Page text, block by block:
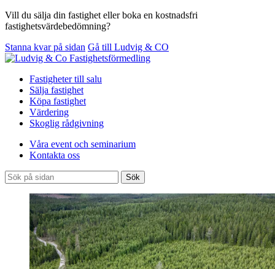
Vill du sälja din fastighet eller boka en kostnadsfri
fastighetsvärdebedömning?
Stanna kvar på sidan Gå till Ludvig & CO
Fastigheter till salu
Sälja fastighet
Köpa fastighet
Värdering
Skoglig rådgivning
Våra event och seminarium
Kontakta oss
Sök